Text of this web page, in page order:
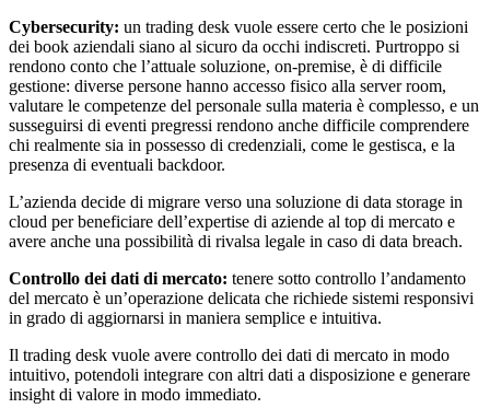
Cybersecurity: un trading desk vuole essere certo che le posizioni
dei book aziendali siano al sicuro da occhi indiscreti. Purtroppo si
rendono conto che l’attuale soluzione, on-premise, è di difficile
gestione: diverse persone hanno accesso fisico alla server room,
valutare le competenze del personale sulla materia è complesso, e un
susseguirsi di eventi pregressi rendono anche difficile comprendere
chi realmente sia in possesso di credenziali, come le gestisca, e la
presenza di eventuali backdoor.
L’azienda decide di migrare verso una soluzione di data storage in
cloud per beneficiare dell’expertise di aziende al top di mercato e
avere anche una possibilità di rivalsa legale in caso di data breach.
Controllo dei dati di mercato: tenere sotto controllo l’andamento
del mercato è un’operazione delicata che richiede sistemi responsivi
in grado di aggiornarsi in maniera semplice e intuitiva.
Il trading desk vuole avere controllo dei dati di mercato in modo
intuitivo, potendoli integrare con altri dati a disposizione e generare
insight di valore in modo immediato.